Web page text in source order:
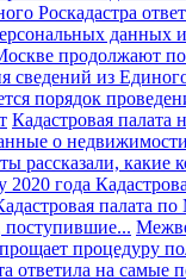
Роскадастра
данных
продолжают
сведений из
порядок
Кадастровая палата
о
рассказали, какие
2020 года
палата
поступившие...
процедуру
ответила на самые